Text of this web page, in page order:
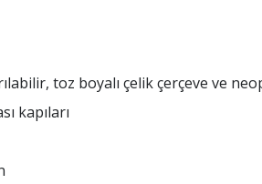
toz boyalı çelik çerçeve ve
kapıları